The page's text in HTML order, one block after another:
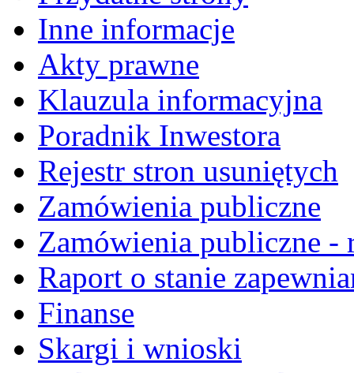
Inne informacje
Akty prawne
Klauzula informacyjna
Poradnik Inwestora
Rejestr stron usuniętych
Zamówienia publiczne
Zamówienia publiczne -
Raport o stanie
Finanse
Skargi i wnioski